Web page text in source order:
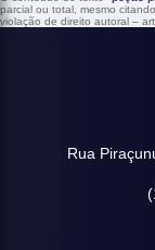
parcial ou total, mesmo
violação de direito autoral –
Rua